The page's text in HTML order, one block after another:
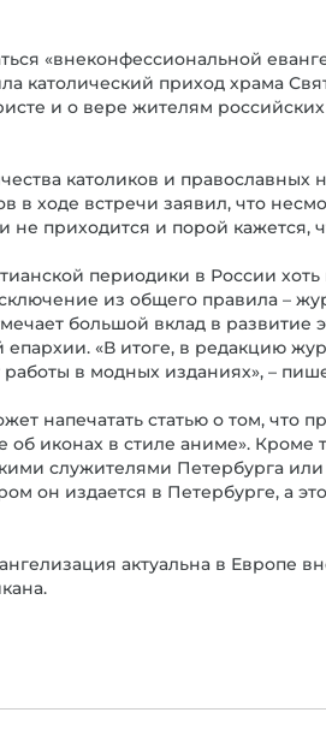
«внеконфессиональной
католический приход храма
и о вере жителям
католиков и православных
ходе встречи заявил, что
приходится и порой кажется,
периодики в России
из общего правила –
большой вклад в развитие
«В итоге, в редакцию
в модных изданиях», –
напечатать статью о том, что
иконах в стиле аниме». Кроме
служителями Петербурга
он издается в Петербурге, а
актуальна в Европе